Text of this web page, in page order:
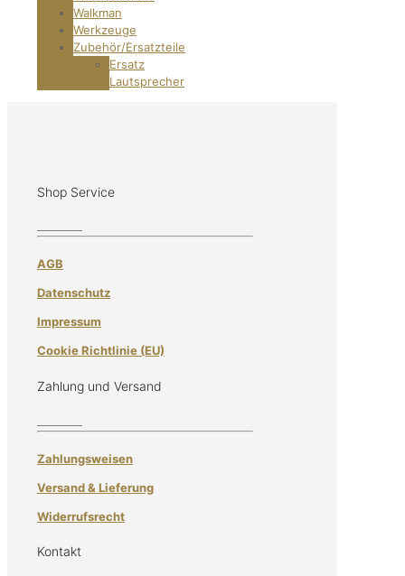
Walkman
Werkzeuge
Zubehör/Ersatzteile
Ersatz
Lautsprecher
Shop Service
AGB
Datenschutz
Impressum
Cookie Richtlinie (EU)
Zahlung und Versand
Zahlungsweisen
Versand & Lieferung
Widerrufsrecht
Kontakt